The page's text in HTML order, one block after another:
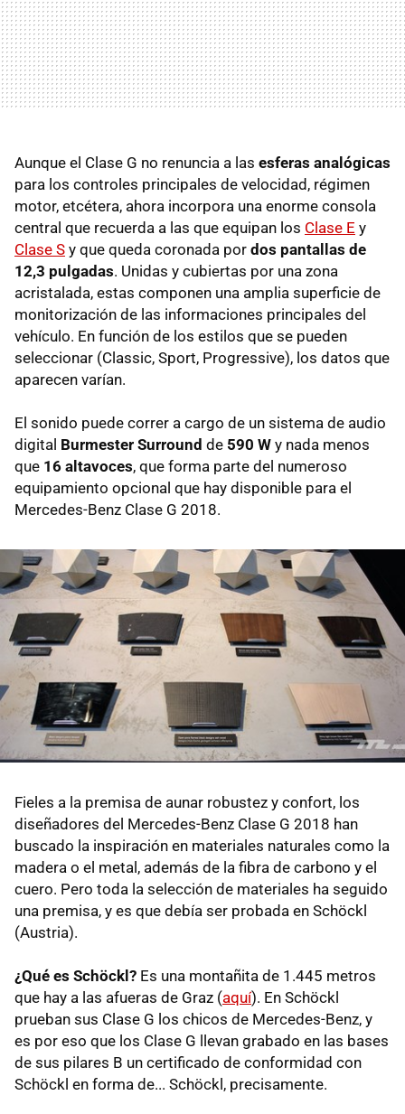
Aunque el Clase G no renuncia a las esferas analógicas
para los controles principales de velocidad, régimen
motor, etcétera, ahora incorpora una enorme consola
central que recuerda a las que equipan los Clase E y
Clase S y que queda coronada por dos pantallas de
12,3 pulgadas. Unidas y cubiertas por una zona
acristalada, estas componen una amplia superficie de
monitorización de las informaciones principales del
vehículo. En función de los estilos que se pueden
seleccionar (Classic, Sport, Progressive), los datos que
aparecen varían.
El sonido puede correr a cargo de un sistema de audio
digital Burmester Surround de 590 W y nada menos
que 16 altavoces, que forma parte del numeroso
equipamiento opcional que hay disponible para el
Mercedes-Benz Clase G 2018.
Fieles a la premisa de aunar robustez y confort, los
diseñadores del Mercedes-Benz Clase G 2018 han
buscado la inspiración en materiales naturales como la
madera o el metal, además de la fibra de carbono y el
cuero. Pero toda la selección de materiales ha seguido
una premisa, y es que debía ser probada en Schöckl
(Austria).
¿Qué es Schöckl? Es una montañita de 1.445 metros
que hay a las afueras de Graz (aquí). En Schöckl
prueban sus Clase G los chicos de Mercedes-Benz, y
es por eso que los Clase G llevan grabado en las bases
de sus pilares B un certificado de conformidad con
Schöckl en forma de... Schöckl, precisamente.